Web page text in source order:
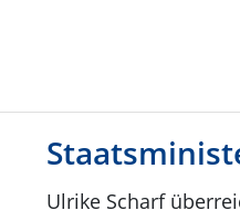
Ulrike Scharf